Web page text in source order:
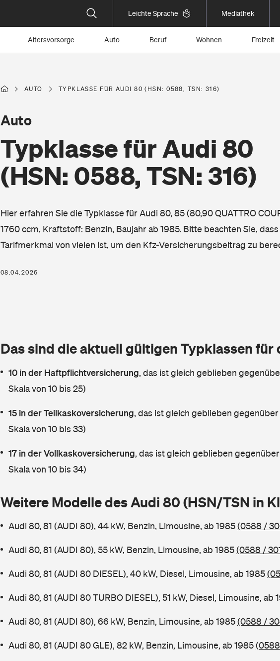
Leichte Sprache Mediathek
Altersvorsorge Auto Beruf Wohnen Freizeit
AUTO TYPKLASSE FÜR AUDI 80 (HSN: 0588, TSN: 316)
Typklasse für Audi 80
(HSN: 0588, TSN: 316)
Auto
Hier erfahren Sie die Typklasse für Audi 80, 85 (80,90 QUATTRO
1760 ccm, Kraftstoff: Benzin, Baujahr ab 1985. Bitte beachten Sie,
Tarifmerkmal von vielen ist, um den Kfz-Versicherungsbeitrag zu
08.04.2026
Das sind die aktuell gültigen Typklassen für
10 in der Haftpflichtversicherung, das ist gleich geblieben
Skala von 10 bis 25)
15 in der Teilkaskoversicherung, das ist gleich geblieben
Skala von 10 bis 33)
17 in der Vollkaskoversicherung, das ist gleich geblieben
Skala von 10 bis 34)
Weitere Modelle des Audi 80 (HSN/TSN in
Audi 80, 81 (AUDI 80), 44 kW, Benzin, Limousine, ab 1985(0588 /
Audi 80, 81 (AUDI 80), 55 kW, Benzin, Limousine, ab 1985(0588 /
Audi 80, 81 (AUDI 80 DIESEL), 40 kW, Diesel, Limousine, ab 1985
Audi 80, 81 (AUDI 80 TURBO DIESEL), 51 kW, Diesel, Limousine, ab
Audi 80, 81 (AUDI 80), 66 kW, Benzin, Limousine, ab 1985(0588 /
Audi 80, 81 (AUDI 80 GLE), 82 kW, Benzin, Limousine, ab 1985